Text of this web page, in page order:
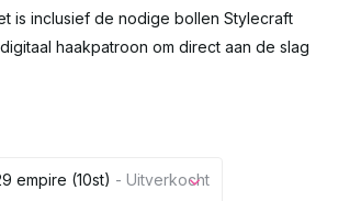
is inclusief de nodige bollen Stylecraft
haakpatroon om direct aan de slag
empire (10st) - Uitverkocht